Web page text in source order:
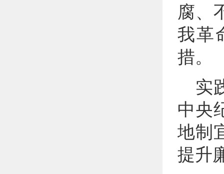
腐、
我革
措。
实
中央
地制
提升